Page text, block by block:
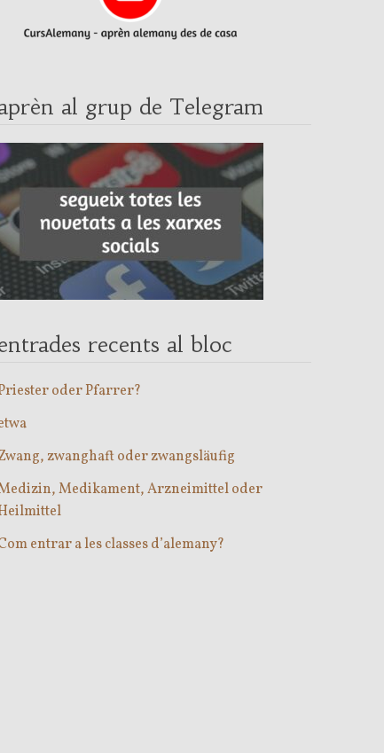
al grup de Telegram
recents al bloc
oder Pfarrer?
zwanghaft oder zwangsläufig
Medikament, Arzneimittel oder
entrar a les classes d’alemany?